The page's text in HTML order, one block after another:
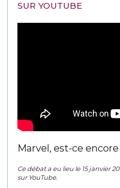
SUR YOUTUBE
Marvel, est-ce
Ce débat a eu lieu le 15 janvier
surYouTube.